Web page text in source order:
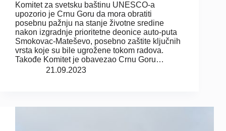
Komitet za svetsku baštinu UNESCO-a
upozorio je Crnu Goru da mora obratiti
posebnu pažnju na stanje životne sredine
nakon izgradnje prioritetne deonice auto-puta
Smokovac-Mateševo, posebno zaštite ključnih
vrsta koje su bile ugrožene tokom radova.
Takođe Komitet je obavezao Crnu Goru…
21.09.2023